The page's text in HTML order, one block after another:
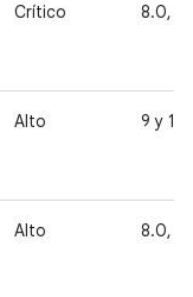
Crítico 8.0,
Alto 9 y 10
Alto 8.0,